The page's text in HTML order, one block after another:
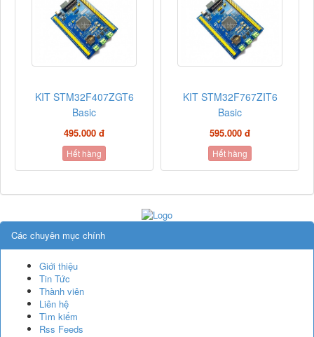
KIT STM32F407ZGT6
Basic
495.000 đ
Hết hàng
KIT STM32F767ZIT6
Basic
595.000 đ
Hết hàng
Các chuyên mục chính
Giới thiệu
Tin Tức
Thành viên
Liên hệ
Tìm kiếm
Rss Feeds